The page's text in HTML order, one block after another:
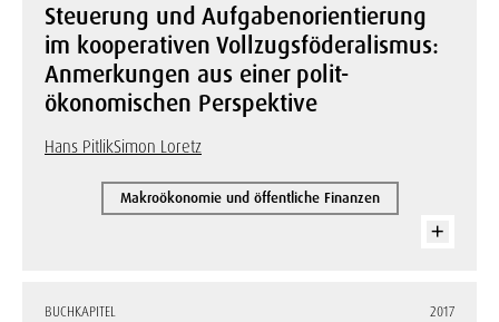
Steuerung und Aufgabenorientierung
im kooperativen Vollzugsföderalismus:
Anmerkungen aus einer polit-
ökonomischen Perspektive
Hans PitlikSimon Loretz
Makroökonomie und öffentliche Finanzen
BUCHKAPITEL 2017